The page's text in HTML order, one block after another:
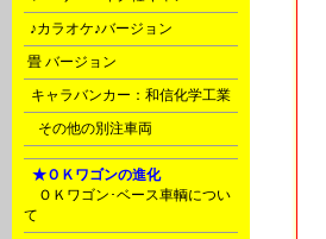
♪カラオケ♪バージョン
畳 バージョン
キャラバンカー：和信化学工業
その他の別注車両
★ＯＫワゴンの進化
ＯＫワゴン･ベース車輌につい
て